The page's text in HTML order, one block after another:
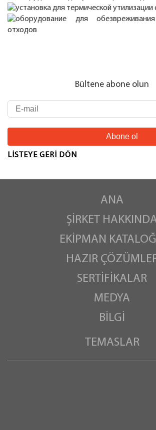
Bültene abone olun
LISTEYE GERI DÖN
ANA
ŞIRKET
EKIPMAN
HAZIR
SERTIFIKALAR
MEDYA
BILGI
TEMASLAR